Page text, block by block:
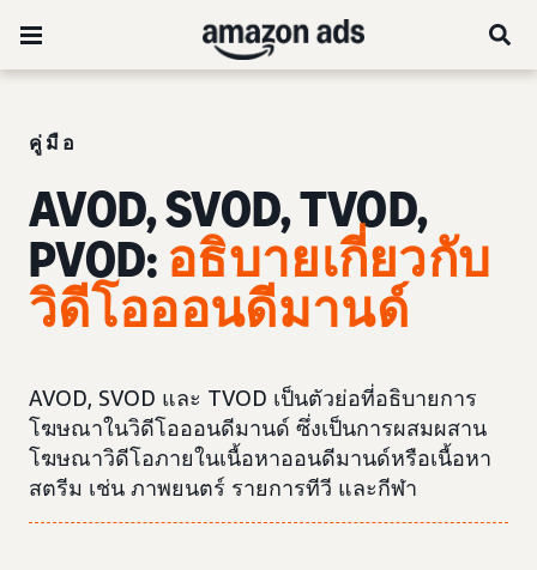
คู่มือ
AVOD, SVOD, TVOD,
PVOD: อธิบายเกี่ยวกับ
วิดีโอออนดีมานด์
AVOD, SVOD และ TVOD เป็นตัวย่อที่อธิบายการ
โฆษณาในวิดีโอออนดีมานด์ ซึ่งเป็นการผสมผสาน
โฆษณาวิดีโอภายในเนื้อหาออนดีมานด์หรือเนื้อหา
สตรีม เช่น ภาพยนตร์ รายการทีวี และกีฬา